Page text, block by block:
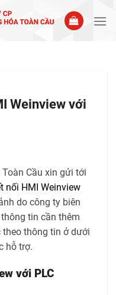
Weinview với
Cầu xin gửi tới
nối HMI Weinview
do công ty biên
tin cần thêm
thông tin ở dưới
hỗ trợ.
với PLC